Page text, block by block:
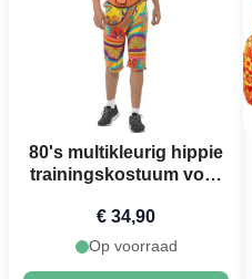
80's multikleurig hippie
trainingskostuum voor
€ 34,90
Op voorraad